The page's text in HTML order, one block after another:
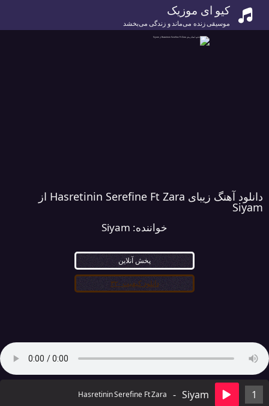
کیو ای موزیک
موسیقی زنده می‌ماند و زندگی می‌بخشد
دانلود آهنگ زیبای Hasretinin Serefine Ft Zara از
Siyam
خواننده: Siyam
پخش آنلاین
دانلود کیفیت ۳۲۰
1
Siyam
-
Hasretinin Serefine Ft Zara